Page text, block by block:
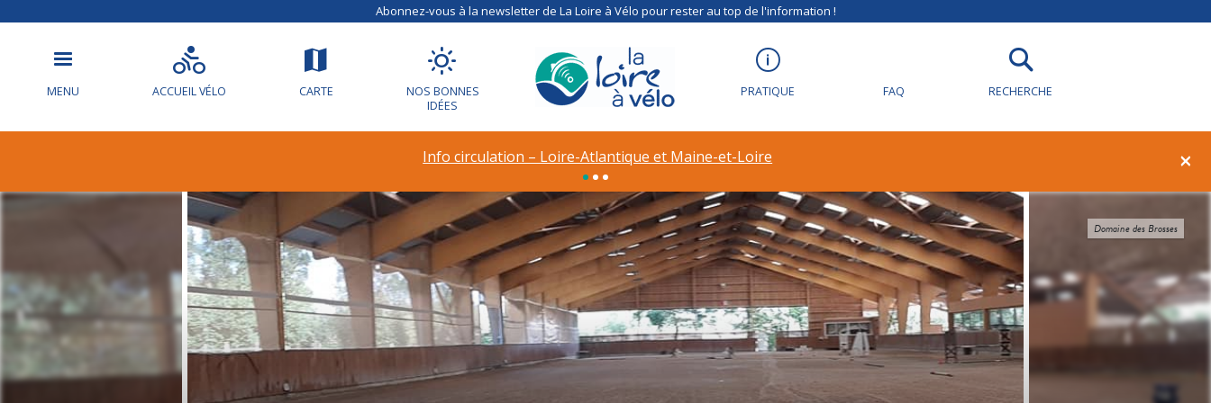
Abonnez-vous à la newsletter de La Loire à Vélo pour rester au top de l'information !
MENU ACCUEIL VÉLO CARTE
NOS BONNES
IDÉES
PRATIQUE FAQ RECHERCHE
×
Info circulation – Loire-Atlantique et Maine-et-Loire
Domaine des Brosses